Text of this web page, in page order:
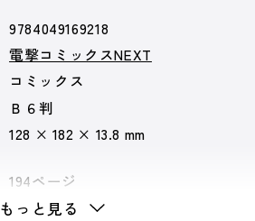
9784049169218
電撃コミックスNEXT
コミックス
Ｂ６判
128 × 182 × 13.8 mm
194ページ
もっと見る